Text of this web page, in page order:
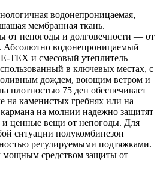
от непогоды и долговечности — от
Абсолютно водонепроницаемый
TEX и смесовый утеплитель
в ключевых местах, с
дождем, воющим ветром и
плотностью 75 ден обеспечивает
на каменистых гребнях или на
на молнии надежно защитят
и ценные вещи от непогоды. Для
ситуации полукомбинезон
регулируемыми подтяжками.
мощным средством защиты от